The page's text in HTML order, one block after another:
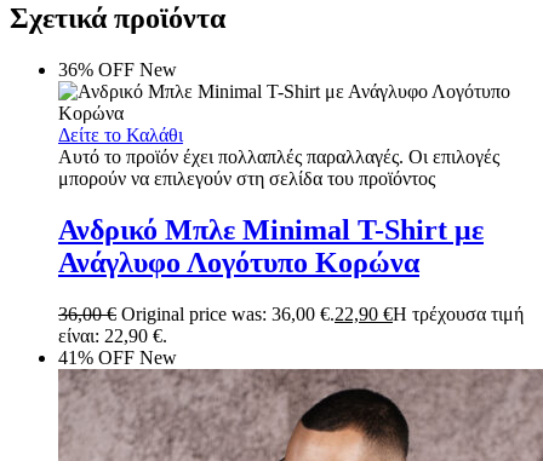
Σχετικά προϊόντα
36% OFF New
Δείτε το Καλάθι
Αυτό το προϊόν έχει πολλαπλές παραλλαγές. Οι επιλογές
μπορούν να επιλεγούν στη σελίδα του προϊόντος
Ανδρικό Μπλε Minimal T-Shirt με
Ανάγλυφο Λογότυπο Κορώνα
36,00€ Original price was: 36,00 €.22,90 €Η τρέχουσα τιμή
είναι: 22,90 €.
41% OFF New